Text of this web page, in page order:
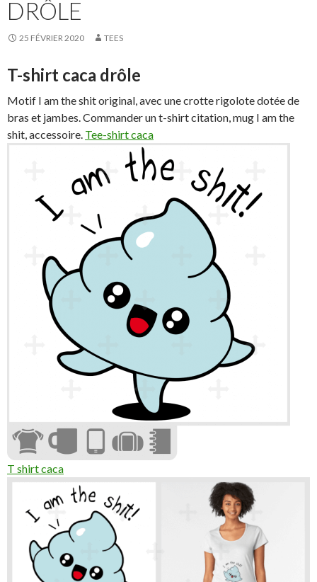
DRÔLE
25 FÉVRIER 2020 TEES
T-shirt caca drôle
Motif I am the shit original, avec une crotte rigolote dotée de
bras et jambes. Commander un t-shirt citation, mug I am the
shit, accessoire. Tee-shirt caca
T shirt caca